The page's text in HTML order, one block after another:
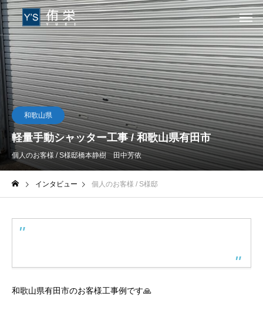
和歌山県
軽量手動シャッター工事 / 和歌山県有田市
個人のお客様 / S様邸橋本静樹 田中芳依
インタビュー 個人のお客様 / S様邸
和歌山県有田市のお客様工事例です🙏